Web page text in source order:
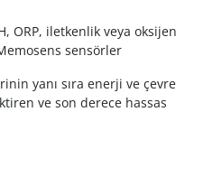
ORP, iletkenlik veya oksijen
sensörler
yanı sıra enerji ve çevre
ve son derece hassas